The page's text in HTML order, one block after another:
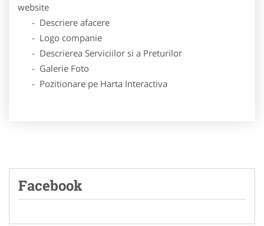
website
- Descriere afacere
- Logo companie
- Descrierea Serviciilor si a Preturilor
- Galerie Foto
- Pozitionare pe Harta Interactiva
Facebook